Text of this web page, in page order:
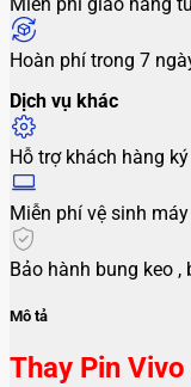
Hoàn phí trong 7
Dịch vụ khác
Hỗ trợ khách hàng
Miễn phí vệ sinh máy
Bảo hành bung keo ,
Mô tả
Thay Pin